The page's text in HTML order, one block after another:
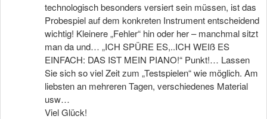
technologisch besonders versiert sein müssen, ist das
Probespiel auf dem konkreten Instrument entscheidend
wichtig! Kleinere „Fehler“ hin oder her – manchmal sitzt
man da und… „ICH SPÜRE ES,..ICH WEIß ES
EINFACH: DAS IST MEIN PIANO!“ Punkt!… Lassen
Sie sich so viel Zeit zum „Testspielen“ wie möglich. Am
liebsten an mehreren Tagen, verschiedenes Material
usw…
Viel Glück!